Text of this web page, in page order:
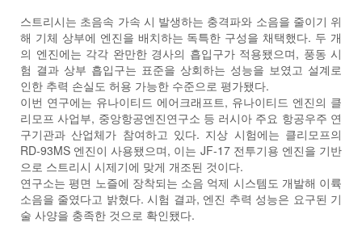
스트리시는 초음속 가속 시 발생하는 충격파와 소음을 줄이기 위
해 기체 상부에 엔진을 배치하는 독특한 구성을 채택했다. 두 개
의 엔진에는 각각 완만한 경사의 흡입구가 적용됐으며, 풍동 시
험 결과 상부 흡입구는 표준을 상회하는 성능을 보였고 설계로
인한 추력 손실도 허용 가능한 수준으로 평가됐다.
이번 연구에는 유나이티드 에어크래프트, 유나이티드 엔진의 클
리모프 사업부, 중앙항공엔진연구소 등 러시아 주요 항공우주 연
구기관과 산업체가 참여하고 있다. 지상 시험에는 클리모프의
RD-93MS 엔진이 사용됐으며, 이는 JF-17 전투기용 엔진을 기반
으로 스트리시 시제기에 맞게 개조된 것이다.
연구소는 평면 노즐에 장착되는 소음 억제 시스템도 개발해 이륙
소음을 줄였다고 밝혔다. 시험 결과, 엔진 추력 성능은 요구된 기
술 사양을 충족한 것으로 확인됐다.